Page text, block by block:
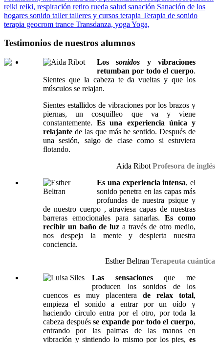
reiki reiki, respiración retiro rueda salud sanación Sanación de los
hogares sonido tallertalleres y cursos terapia Terapia de sonido
terapia geocrom trance Transdanza, yoga Yoga,
Testimonios de nuestros alumnos
Los sonidos y vibraciones
retumban por todo el cuerpo.
Sientes que la cabeza te da vueltas y que los
músculos se relajan.
Sientes estallidos de vibraciones por los brazos y
piernas, un cosquilleo que va y viene
constantemente.Es una experiencia única y
relajante de las que más he sentido. Después de
una sesión, salgo de clase como si estuviera
flotando.
Aida Ribot Profesora de inglés
Es una experiencia intensa, el
sonido penetra en las capas más
profundas de nuestra psique y
de nuestro cuerpo , atraviesa capas de nuestras
barreras emocionales para sanarlas. Es como
recibir un baño de luz a través de otro medio,
nos despeja la mente y despierta nuestra
conciencia.
Esther Beltran Terapeuta cuántica
Las sensacionesque me
producen los sonidos de los
cuencos es muy placentera de relax total,
empieza el sonido a entrar por un oído y
haciendo circulo entra por el otro, por toda la
cabeza despuésse expande por todo el cuerpo,
entrando por las palmas de las manos en
vibración y sintiendo lo mismo por los pies, es